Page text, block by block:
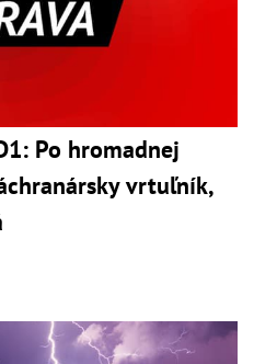
Po hromadnej
vrtuľník,